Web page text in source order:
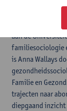
Anna Wallays
aan de
familiesociologie
is Anna Wallays
Familie en
trajecten naar
diepgaand